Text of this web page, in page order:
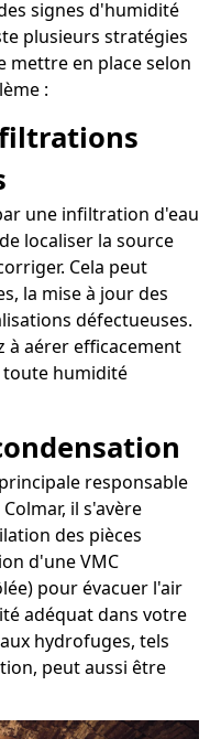
signes d'humidité
plusieurs stratégies
mettre en place selon
:
une infiltration d'eau
localiser la source
Cela peut
la mise à jour des
défectueuses.
à aérer efficacement
toute humidité
responsable
il s'avère
des pièces
d'une VMC
pour évacuer l'air
adéquat dans votre
hydrofuges, tels
peut aussi être